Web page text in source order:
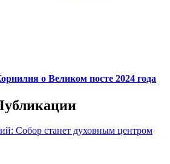
Лавре).
о Великом посте 2024 года